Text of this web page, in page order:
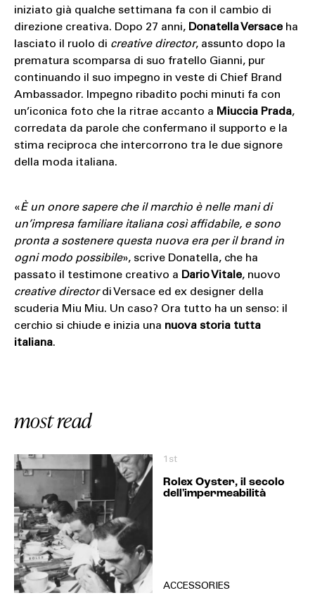
iniziato già qualche settimana fa con il cambio di
direzione creativa. Dopo 27 anni, Donatella Versaceha
lasciato il ruolo di creative director, assunto dopo la
prematura scomparsa di suo fratello Gianni, pur
continuando il suo impegno in veste di Chief Brand
Ambassador. Impegno ribadito pochi minuti fa con
un’iconica foto che la ritrae accanto a Miuccia Prada,
corredata da parole che confermano il supporto e la
stima reciproca che intercorrono tra le due signore
della moda italiana.
«È un onore sapere che il marchio è nelle mani di
un’impresa familiare italiana così affidabile, e sono
pronta a sostenere questa nuova era per il brand in
ogni modo possibile», scrive Donatella, che ha
passato il testimone creativo a Dario Vitale, nuovo
creative directordi Versace ed ex designer della
scuderia Miu Miu. Un caso? Ora tutto ha un senso: il
cerchio si chiude e inizia una nuova storia tutta
italiana.
most read
1st
Rolex Oyster, il secolo
dell'impermeabilità
ACCESSORIES